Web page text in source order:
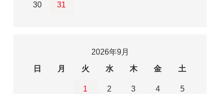
30 31
2026年9月
日
月 火 水 木 金 土
1 2 3 4 5